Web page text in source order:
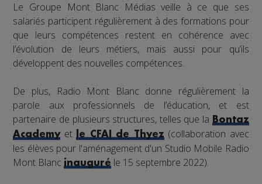
Le Groupe Mont Blanc Médias veille à ce que ses
salariés participent régulièrement à des formations pour
que leurs compétences restent en cohérence avec
l’évolution de leurs métiers, mais aussi pour qu’ils
développent des nouvelles compétences.
De plus, Radio Mont Blanc donne régulièrement la
parole aux professionnels de l’éducation, et est
partenaire de plusieurs structures, telles que la Bontaz
Academyetle CFAI de Thyez(collaboration avec
les élèves pour l'aménagement d'un Studio Mobile Radio
Mont Blancinauguré le 15 septembre 2022).